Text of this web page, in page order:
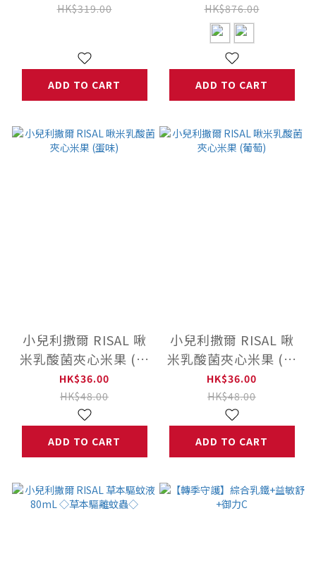
HK$319.00
ADD TO CART
HK$876.00
ADD TO CART
小兒利撒爾 RISAL 啾
米乳酸菌夾心米果 (蛋
味)
HK$36.00
HK$48.00
ADD TO CART
小兒利撒爾 RISAL 啾
米乳酸菌夾心米果 (葡
萄)
HK$36.00
HK$48.00
ADD TO CART